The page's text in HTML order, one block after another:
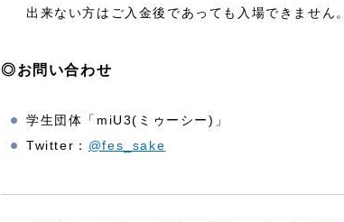
出来ない方はご入金後であっても入場できません。
◎お問い合わせ
学生団体「miU3(ミゥーシー)」
Twitter： @fes_sake